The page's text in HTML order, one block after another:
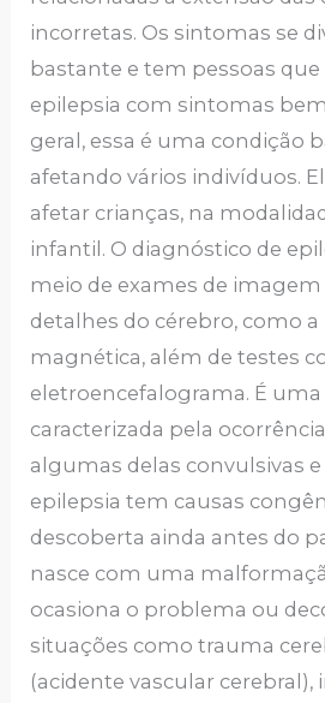
incorretas. Os sintomas se
bastante e tem pessoas
epilepsia com sintomas
geral, essa é uma condição
afetando vários indivíduos.
afetar crianças, na
infantil. O diagnóstico de
meio de exames de
detalhes do cérebro, como a
magnética, além de testes
eletroencefalograma. É uma
caracterizada pela
algumas delas convulsivas e
epilepsia tem causas
descoberta ainda antes do
nasce com uma
ocasiona o problema ou
situações como trauma
(acidente vascular cerebral),